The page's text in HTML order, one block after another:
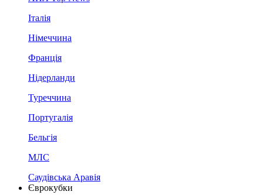
Італія
Німеччина
Франція
Нідерланди
Туреччина
Португалія
Бельгія
МЛС
Саудівська Аравія
Єврокубки